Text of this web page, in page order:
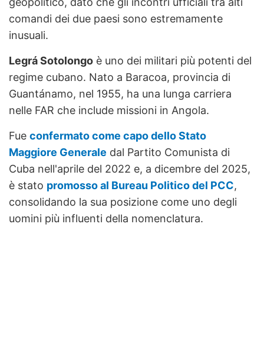
comandi dei due paesi sono estremamente
inusuali.
Legrá Sotolongo è uno dei militari più potenti del
regime cubano. Nato a Baracoa, provincia di
Guantánamo, nel 1955, ha una lunga carriera
nelle FAR che include missioni in Angola.
Fue confermato come capo dello Stato
Maggiore Generale dal Partito Comunista di
Cuba nell'aprile del 2022 e, a dicembre del 2025,
è stato promosso al Bureau Politico del PCC,
consolidando la sua posizione come uno degli
uomini più influenti della nomenclatura.